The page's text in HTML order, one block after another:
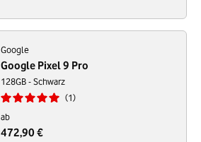
Google
Google Pixel 9 Pro
128GB - Schwarz
1
ab
472,90 €